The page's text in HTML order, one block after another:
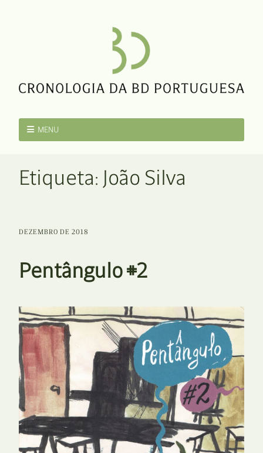
MENU
Etiqueta: João Silva
DEZEMBRO DE 2018
Pentângulo #2